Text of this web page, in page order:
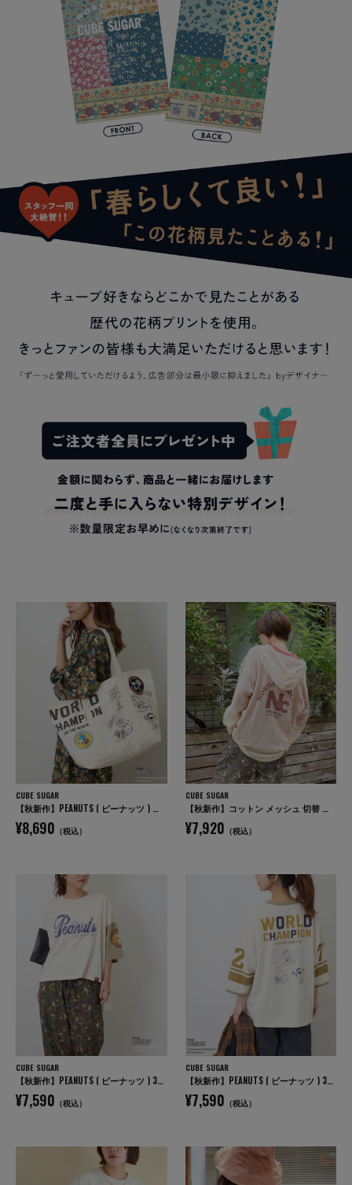
CUBE SUGAR
【秋新作】PEANUTS ( ピーナッツ ) キャンバス ビッグ トートバッグ
¥8,690 （税込）
CUBE SUGAR
【秋新作】コットン メッシュ 切替 ビッグパーカー
¥7,920 （税込）
CUBE SUGAR
【秋新作】PEANUTS ( ピーナッツ ) 32/-スラブ天竺 配色 ワイド Tシャツ
¥7,590 （税込）
CUBE SUGAR
【秋新作】PEANUTS ( ピーナッツ ) 32/-スラブ天竺 ライン入り 7分袖 プルオーバー Tシャツ
¥7,590 （税込）